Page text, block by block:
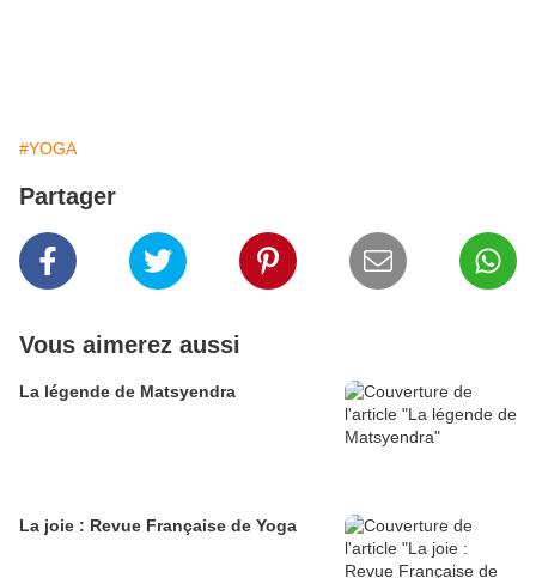
#YOGA
Partager
Vous aimerez aussi
La légende de Matsyendra
La joie : Revue Française de Yoga